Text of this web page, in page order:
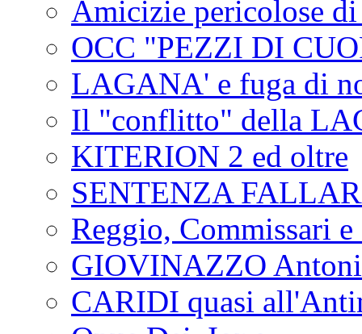
Amicizie pericolose
OCC "PEZZI DI
LAGANA' e fuga di
Il "conflitto" della
KITERION 2 ed oltre
SENTENZA
Reggio, Commissari
GIOVINAZZO
CARIDI quasi